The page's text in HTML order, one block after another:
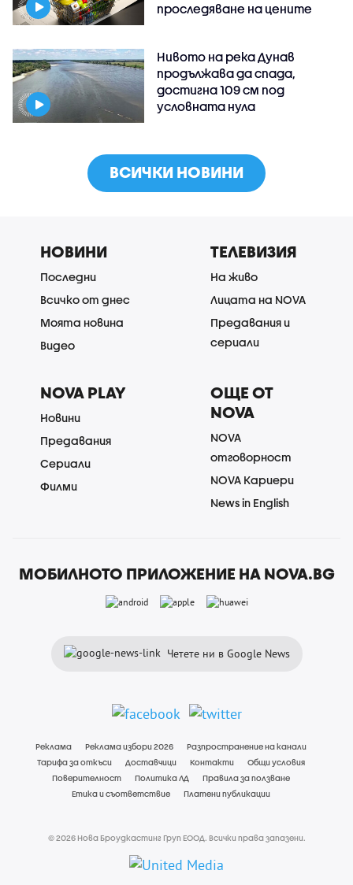
проследяване на цените
Нивото на река Дунав
продължава да спада,
достигна 109 см под
условната нула
ВСИЧКИ НОВИНИ
НОВИНИ
Последни
Всичко от днес
Моята новина
Видео
ТЕЛЕВИЗИЯ
На живо
Лицата на NOVA
Предавания и
сериали
NOVA PLAY
Новини
Предавания
Сериали
Филми
ОЩЕ ОТ
NOVA
NOVA
отговорност
NOVA Кариери
News in English
МОБИЛНОТО ПРИЛОЖЕНИЕ НА NOVA.BG
Четете ни в Google News
Реклама Реклама избори 2026
Разпространение на канали
Тарифа за откъси
Доставчици Контакти
Общи условия
Поверителност
Политика ЛД
Правила за ползване
Етика и съответствие
Платени публикации
© 2026 Нова Броудкастинг Груп ЕООД. Всички права запазени.